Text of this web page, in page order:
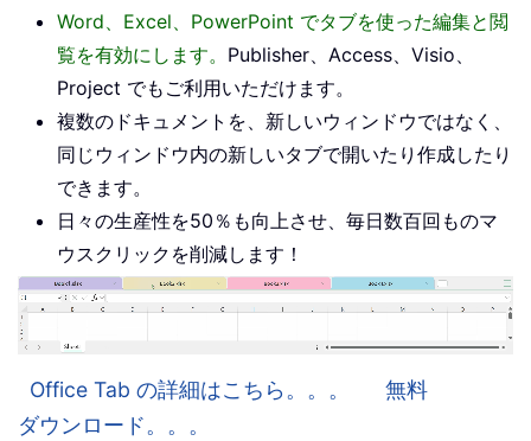
Word、Excel、PowerPoint でタブを使った編集と閲
覧を有効にします。 Publisher、Access、Visio、
Project でもご利用いただけます。
複数のドキュメントを、新しいウィンドウではなく、
同じウィンドウ内の新しいタブで開いたり作成したり
できます。
日々の生産性を50％も向上させ、毎日数百回ものマ
ウスクリックを削減します！
Office Tab の詳細はこちら。。。
無料
ダウンロード。。。